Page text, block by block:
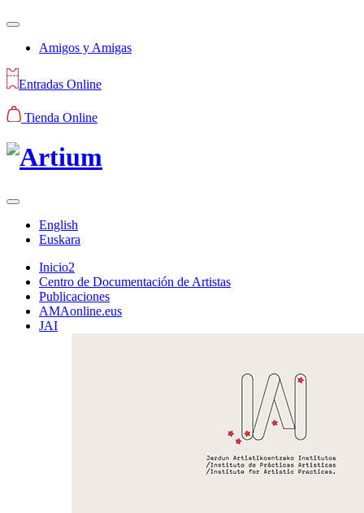
Amigos y Amigas
Entradas Online
Tienda Online
English
Euskara
Inicio2
Centro de Documentación de Artistas
Publicaciones
AMAonline.eus
JAI